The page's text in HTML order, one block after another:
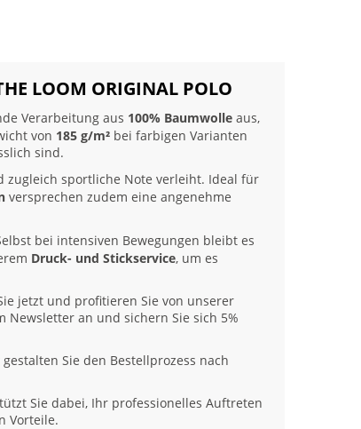
LOOM ORIGINAL POLO
Verarbeitung aus 100% Baumwolle aus,
von 185 g/m² bei farbigen Varianten
sind.
zugleich sportliche Note verleiht. Ideal für
versprechen zudem eine angenehme
bei intensiven Bewegungen bleibt es
Druck- und Stickservice, um es
jetzt und profitieren Sie von unserer
Newsletter an und sichern Sie sich 5%
gestalten Sie den Bestellprozess nach
Sie dabei, Ihr professionelles Auftreten
Vorteile.